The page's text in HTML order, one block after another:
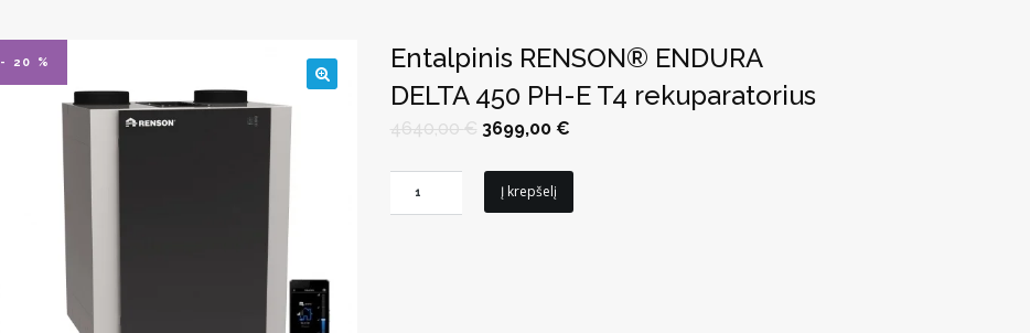
- 20 %
Entalpinis RENSON® ENDURA
DELTA 450 PH-E T4 rekuparatorius
4640,00€ Original
price
4640,00 €.
3699,00 €Current
3699,00 €.
kiekis:
Į krepšelį